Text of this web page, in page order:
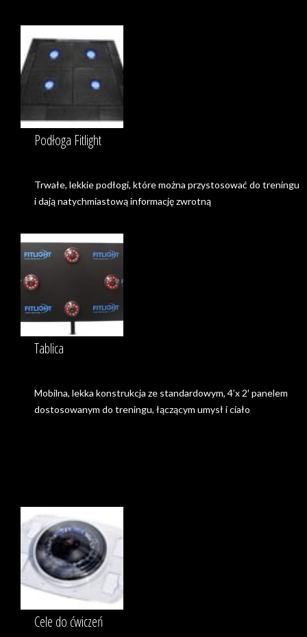
Podłoga Fitlight
Trwałe, lekkie podłogi, które można przystosować do treningu
i dają natychmiastową informację zwrotną
Tablica
Mobilna, lekka konstrukcja ze standardowym, 4’x 2′ panelem
dostosowanym do treningu, łączącym umysł i ciało
Cele do ćwiczeń